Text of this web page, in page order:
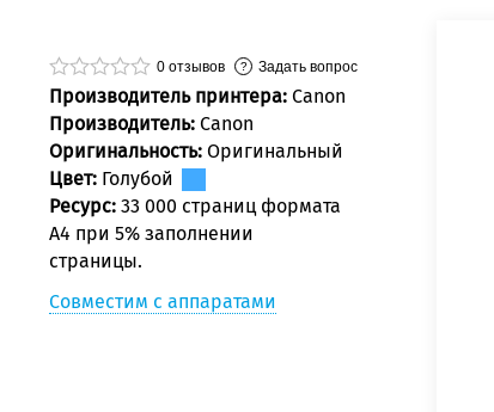
0 отзывов Задать вопрос
Производитель принтера: Canon
Производитель: Canon
Оригинальность: Оригинальный
Цвет: Голубой
Ресурс: 33 000 страниц формата
А4 при 5% заполнении
страницы.
Совместим с аппаратами